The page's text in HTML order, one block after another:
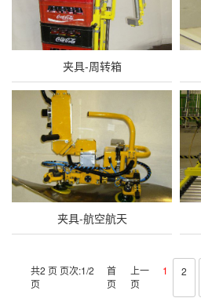
夹具-周转箱
夹具-航空航天
共2 页 页次:1/2
页
首
页
上一
页
1 2